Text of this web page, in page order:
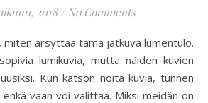
2018 / No Comments
lumikuvia, mutta näiden kuvien
Kun katson noita kuvia, tunnen
vaan voi valittaa. Miksi meidän on